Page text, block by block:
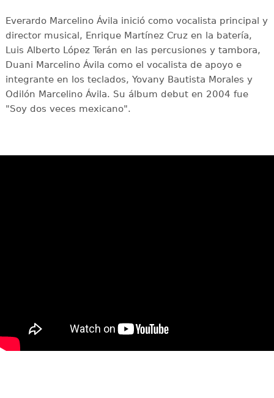
Everardo Marcelino Ávila inició como vocalista principal y
director musical, Enrique Martínez Cruz en la batería,
Luis Alberto López Terán en las percusiones y tambora,
Duani Marcelino Ávila como el vocalista de apoyo e
integrante en los teclados, Yovany Bautista Morales y
Odilón Marcelino Ávila. Su álbum debut en 2004 fue
"Soy dos veces mexicano".